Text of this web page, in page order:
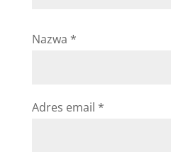
Nazwa *
Adres email *